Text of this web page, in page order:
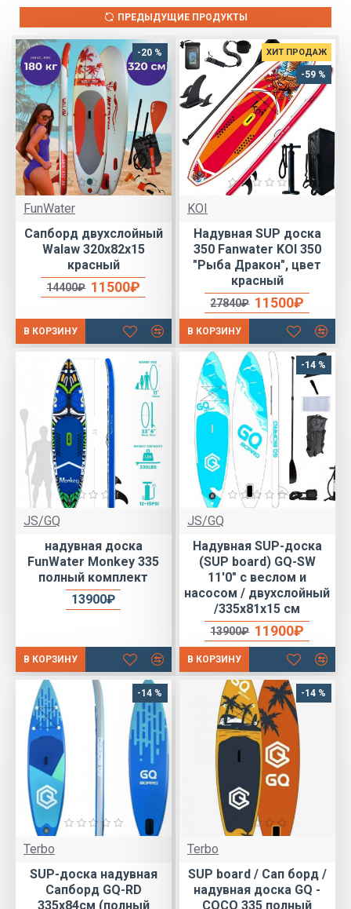
ПРЕДЫДУЩИЕ ПРОДУКТЫ
-20 %
FunWater
Сапборд двухслойный
Walaw 320х82х15
красный
11500₽
14400₽
В КОРЗИНУ
ХИТ ПРОДАЖ
-59 %
KOI
Надувная SUP доска
350 Fanwater KOI 350
"Рыба Дракон", цвет
красный
11500₽
27840₽
В КОРЗИНУ
JS/GQ
надувная доска
FunWater Monkey 335
полный комплект
13900₽
В КОРЗИНУ
-14 %
JS/GQ
Надувная SUP-доска
(SUP board) GQ-SW
11'0" c веслом и
насосом / двухслойный
/335х81х15 см
11900₽
13900₽
В КОРЗИНУ
-14 %
Terbo
SUP-доска надувная
Сапборд GQ-RD
335х84см (полный
-14 %
Terbo
SUP board / Сап борд /
надувная доска GQ -
COCO 335 полный